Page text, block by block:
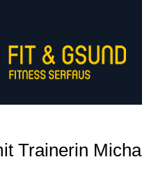
Trainerin